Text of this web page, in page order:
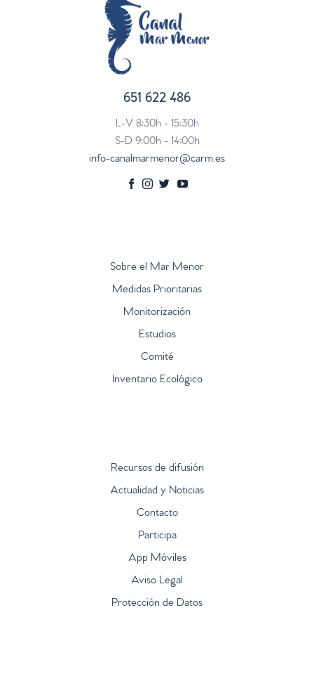
651 622 486
L-V 8:30h - 15:30h
S-D 9:00h - 14:00h
info-canalmarmenor@carm.es
Sobre el Mar Menor
Medidas Prioritarias
Monitorización
Estudios
Comité
Inventario Ecológico
Recursos de difusión
Actualidad y Noticias
Contacto
Participa
App Móviles
Aviso Legal
Protección de Datos